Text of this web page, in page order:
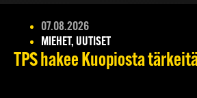
07.08.2026
MIEHET, UUTISET
TPS hakee Kuopiosta